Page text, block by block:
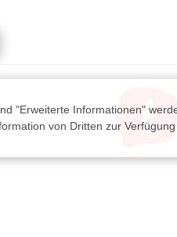
"Erweiterte Informationen"
von Dritten zur